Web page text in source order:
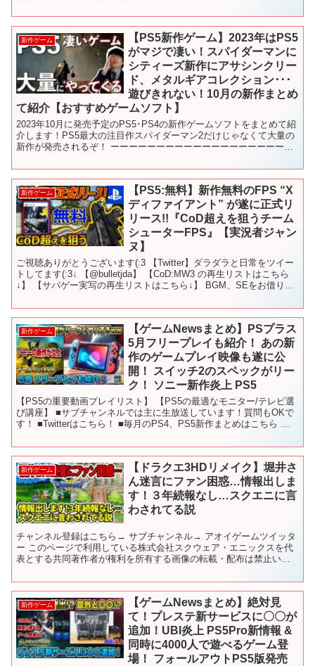
新作ゲーム
【PS5新作ゲーム】2023年はPS5
がマジで凄い！スパイダーマンに
シティーズ新作にアサシンクリー
ド、メタルギアコレクション･･･
遊びきれない！10月の新作まとめ
て紹介【おすすめゲームソフト】
2023年10月に発売予定のPS5･PS4の新作ゲームソフトをまとめて紹
介します！PS5最大の注目作スパイダーマン2だけじゃなくて大量の
新作が発売されるぞ！ ーーーーーーーーーーーーーーーーーーーー
新作ゲーム
【PS5:無料】新作無料のFPS “X
ディファイアント” が遂に正式リ
リース!!『CoD超えを狙うチーム
シューターFPS』【実況者ジャン
ヌ】
ご視聴ありがとうございます(:3 【Twitter】ダラダラと日常をツイー
トしてます(:3↓ 【@bulletjda】 【CoD:MW3 の再生リストはこちら
↓】 【サバゲー実写の再生リストはこちら↓】 BGM、SEをお借りし
新作ゲーム
【ゲームNewsまとめ】PSプラス
5月フリープレイも紹介！ あの新
作のゲームプレイ映像も遂に公
開！ スイッチ2のスペックがリー
ク！ ソニー新作炎上 PS5
【PS5の重要動画プレイリスト】 【PS5の最適なモニター/テレビ選
び講座】 ■サブチャンネルでは主に生放送しています！質問もOKで
す！ ■Twitterはこちら！ ■毎月のPS4、PS5新作まとめはこちら 〇
新作ゲーム
【ドラクエ3HDリメイク】堀井さ
ん迷言にファン困惑…情報出しま
す！３年続報なし…スクエニに言
わされてる説
チャンネル登録はこちら→ サブチャンネル→ アオイゲームツイッタ
ー このページで利用している株式会社スクウェア・エニックスを代
表とする共同著作者が権利を所有する画像の転載・配布は禁止いた
新作ゲーム
【ゲームNewsまとめ】絶対見
て！プレステ新サービスに〇〇が
追加！UBI炎上 PS5Pro新情報 &
同時に4000人で遊べるゲーム登
場！ フォールアウトPS5版発売